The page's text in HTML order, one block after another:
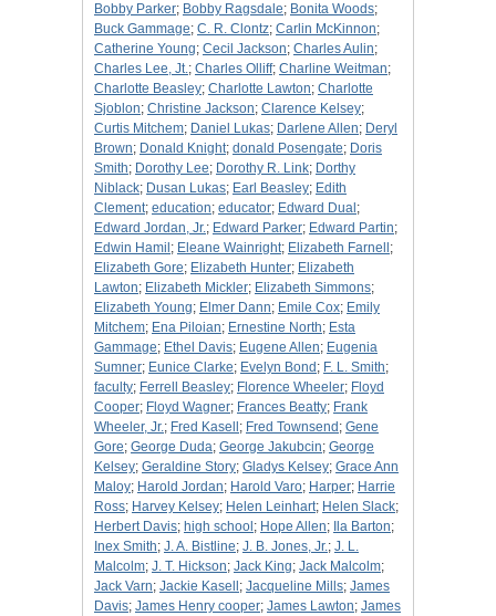
Bobby Parker; Bobby Ragsdale; Bonita Woods;
Buck Gammage; C. R. Clontz; Carlin McKinnon;
Catherine Young; Cecil Jackson; Charles Aulin;
Charles Lee, Jt.; Charles Olliff; Charline Weitman;
Charlotte Beasley; Charlotte Lawton; Charlotte
Sjoblon; Christine Jackson; Clarence Kelsey;
Curtis Mitchem; Daniel Lukas; Darlene Allen; Deryl
Brown; Donald Knight; donald Posengate; Doris
Smith; Dorothy Lee; Dorothy R. Link; Dorthy
Niblack; Dusan Lukas; Earl Beasley; Edith
Clement; education; educator; Edward Dual ;
Edward Jordan, Jr.; Edward Parker; Edward Partin;
Edwin Hamil ; Eleane Wainright; Elizabeth Farnell ;
Elizabeth Gore; Elizabeth Hunter; Elizabeth
Lawton; Elizabeth Mickler; Elizabeth Simmons;
Elizabeth Young; Elmer Dann; Emile Cox; Emily
Mitchem; Ena Piloian; Ernestine North; Esta
Gammage; Ethel Davis; Eugene Allen; Eugenia
Sumner; Eunice Clarke; Evelyn Bond ; F. L. Smith;
faculty; Ferrell Beasley; Florence Wheeler; Floyd
Cooper; Floyd Wagner; Frances Beatty; Frank
Wheeler, Jr.; Fred Kasell ; Fred Townsend ; Gene
Gore; George Duda; George Jakubcin; George
Kelsey; Geraldine Story; Gladys Kelsey; Grace Ann
Maloy; Harold Jordan; Harold Varo; Harper; Harrie
Ross; Harvey Kelsey; Helen Leinhart; Helen Slack;
Herbert Davis; high school ; Hope Allen; Ila Barton;
Inex Smith; J. A. Bistline; J. B. Jones, Jr.; J. L.
Malcolm; J. T. Hickson; Jack King; Jack Malcolm;
Jack Varn; Jackie Kasell ; Jacqueline Mills; James
Davis; James Henry cooper; James Lawton; James